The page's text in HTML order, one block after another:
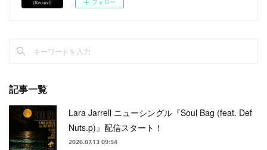
記事一覧
Lara Jarrell ニューシングル『Soul Bag (feat. Def
Nuts.p)』配信スタート！
2026.07.13 09:54